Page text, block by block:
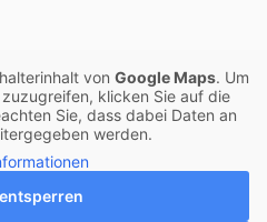
von Google Maps. Um
klicken Sie auf die
Sie, dass dabei Daten an
werden.